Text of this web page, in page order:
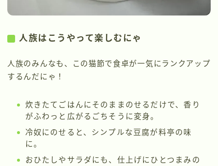
人族はこうやって楽しむにゃ
人族のみんなも、この猫節で食卓が一気にランクアップ
するんだにゃ！
炊きたてごはんにそのままのせるだけで、香り
がふわっと広がるごちそうに変身。
冷奴にのせると、シンプルな豆腐が料亭の味
に。
おひたしやサラダにも、仕上げにひとつまみの